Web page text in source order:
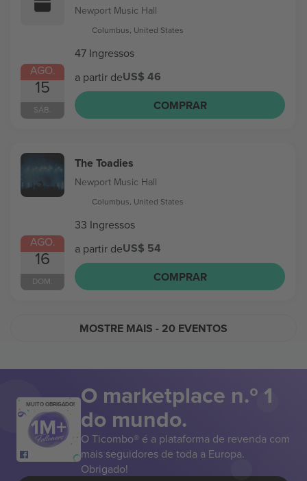
AGO.
15
SÁB.
Newport Music Hall
Columbus, United States
47 Ingressos
a partir deUS$ 46
COMPRAR
AGO.
16
DOM.
The Toadies
Newport Music Hall
Columbus, United States
33 Ingressos
a partir deUS$ 54
COMPRAR
MOSTRE MAIS - 20 EVENTOS
MUITO OBRIGADO! O marketplace n.º 1
do mundo.
O Ticombo® é a plataforma de revenda com
mais seguidores de toda a Europa.
Obrigado!